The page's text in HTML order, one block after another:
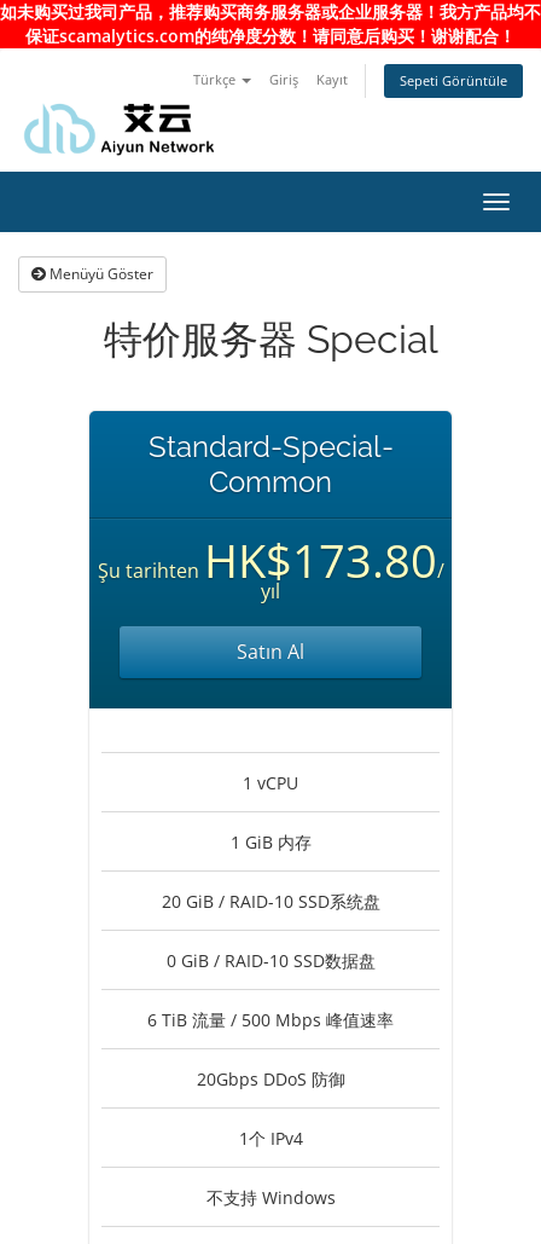
如未购买过我司产品，推荐购买商务服务器或企业服务器！我方产品均不
保证scamalytics.com的纯净度分数！请同意后购买！谢谢配合！
Türkçe Giriş Kayıt Sepeti Görüntüle
Menüyü Göster
特价服务器 Special
Standard-Special-
Common
Şu tarihten HK$173.80/
yıl
Satın Al
1 vCPU
1 GiB 内存
20 GiB / RAID-10 SSD系统盘
0 GiB / RAID-10 SSD数据盘
6 TiB 流量 / 500 Mbps 峰值速率
20Gbps DDoS 防御
1个 IPv4
不支持 Windows